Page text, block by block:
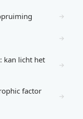
→
→
kan licht het
→
factor
→